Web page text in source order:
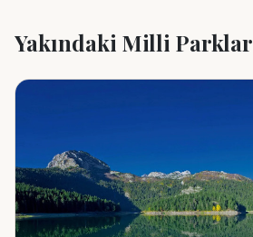
Yakındaki Milli Parklar